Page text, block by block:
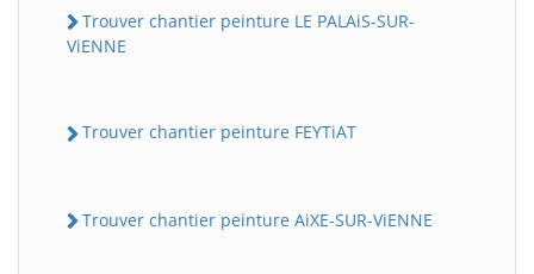
Trouver chantier peinture LE PALAiS-SUR-
ViENNE
Trouver chantier peinture FEYTiAT
Trouver chantier peinture AiXE-SUR-ViENNE